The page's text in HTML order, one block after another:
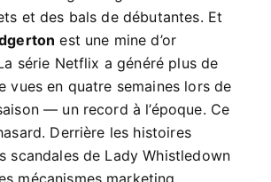
et des bals de débutantes. Et
est une mine d’or
série Netflix a généré plus de
vues en quatre semaines lors de
— un record à l’époque. Ce
Derrière les histoires
scandales de Lady Whistledown
mécanismes marketing